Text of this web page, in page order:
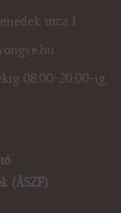
utca 1.
08:00-20:00-ig.
(ÁSZF)